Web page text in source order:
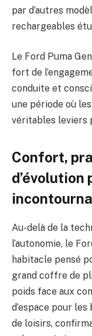
par d’autres
rechargeables
Le Ford Puma
fort de
conduite et
une période où
véritables leviers
Confort,
d’évolution
Au-delà de la
l’autonomie, le
habitacle pensé
grand coffre de
poids face aux
d’espace pour
de loisirs,